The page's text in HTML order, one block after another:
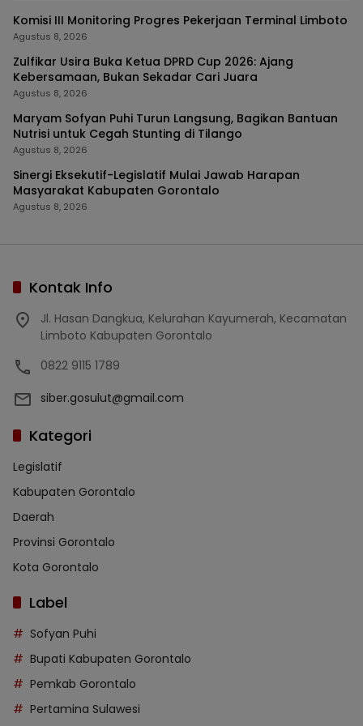
Komisi III Monitoring Progres Pekerjaan Terminal Limboto
Agustus 8, 2026
Zulfikar Usira Buka Ketua DPRD Cup 2026: Ajang
Kebersamaan, Bukan Sekadar Cari Juara
Agustus 8, 2026
Maryam Sofyan Puhi Turun Langsung, Bagikan Bantuan
Nutrisi untuk Cegah Stunting di Tilango
Agustus 8, 2026
Sinergi Eksekutif-Legislatif Mulai Jawab Harapan
Masyarakat Kabupaten Gorontalo
Agustus 8, 2026
Kontak Info
Jl. Hasan Dangkua, Kelurahan Kayumerah, Kecamatan
Limboto Kabupaten Gorontalo
0822 9115 1789
siber.gosulut@gmail.com
Kategori
Legislatif
Kabupaten Gorontalo
Daerah
Provinsi Gorontalo
Kota Gorontalo
Label
Sofyan Puhi
Bupati Kabupaten Gorontalo
Pemkab Gorontalo
Pertamina Sulawesi